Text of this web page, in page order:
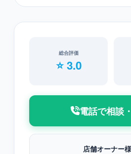
総合評価
⭐ 3.0
電話で相談
店舗オーナー